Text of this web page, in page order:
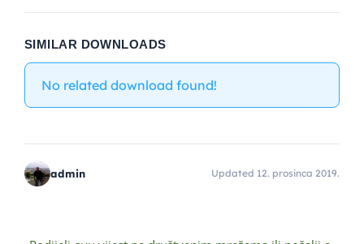
SIMILAR DOWNLOADS
No related download found!
admin Updated 12. prosinca 2019.